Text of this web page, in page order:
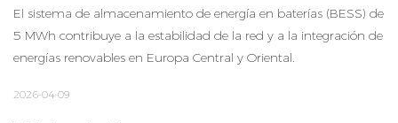
El sistema de almacenamiento de energía en baterías (BESS) de
5 MWh contribuye a la estabilidad de la red y a la integración de
energías renovables en Europa Central y Oriental.
2026-04-09